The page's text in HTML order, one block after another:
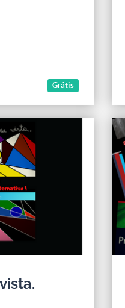
Grátis